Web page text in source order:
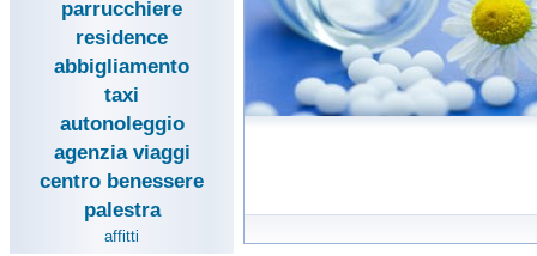
parrucchiere
residence
abbigliamento
taxi
autonoleggio
agenzia viaggi
centro benessere
palestra
affitti